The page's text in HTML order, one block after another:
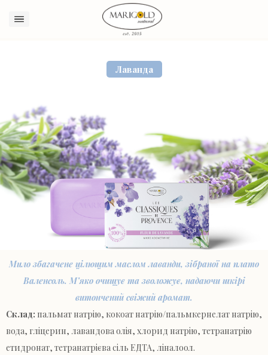
Лаванда
Мило збагачене цілющим маслом лаванди, зібраної на плато
Валенсоль. М’яко очищує та зволожує, надаючи шкірі
витончений свіжий аромат.
Склад: пальмат натрію, кокоат натрію/пальмкернелат натрію,
вода, гліцерин, лавандова олія, хлорид натрію, тетранатрію
етидронат, тетранатрієва сіль ЕДТА, ліналоол.
Sign in
Remember me Lost password?
Log in
Create an account